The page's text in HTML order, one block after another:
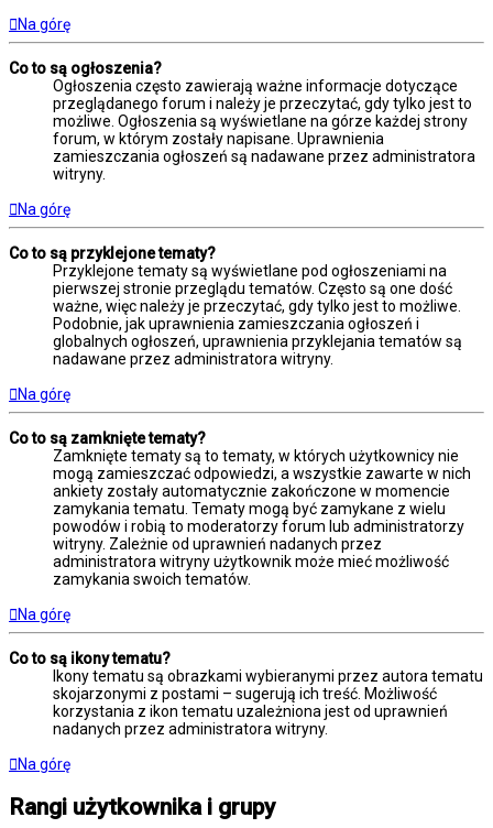
Na górę
Co to są ogłoszenia?
Ogłoszenia często zawierają ważne informacje dotyczące
przeglądanego forum i należy je przeczytać, gdy tylko jest to
możliwe. Ogłoszenia są wyświetlane na górze każdej strony
forum, w którym zostały napisane. Uprawnienia
zamieszczania ogłoszeń są nadawane przez administratora
witryny.
Na górę
Co to są przyklejone tematy?
Przyklejone tematy są wyświetlane pod ogłoszeniami na
pierwszej stronie przeglądu tematów. Często są one dość
ważne, więc należy je przeczytać, gdy tylko jest to możliwe.
Podobnie, jak uprawnienia zamieszczania ogłoszeń i
globalnych ogłoszeń, uprawnienia przyklejania tematów są
nadawane przez administratora witryny.
Na górę
Co to są zamknięte tematy?
Zamknięte tematy są to tematy, w których użytkownicy nie
mogą zamieszczać odpowiedzi, a wszystkie zawarte w nich
ankiety zostały automatycznie zakończone w momencie
zamykania tematu. Tematy mogą być zamykane z wielu
powodów i robią to moderatorzy forum lub administratorzy
witryny. Zależnie od uprawnień nadanych przez
administratora witryny użytkownik może mieć możliwość
zamykania swoich tematów.
Na górę
Co to są ikony tematu?
Ikony tematu są obrazkami wybieranymi przez autora tematu
skojarzonymi z postami – sugerują ich treść. Możliwość
korzystania z ikon tematu uzależniona jest od uprawnień
nadanych przez administratora witryny.
Na górę
Rangi użytkownika i grupy